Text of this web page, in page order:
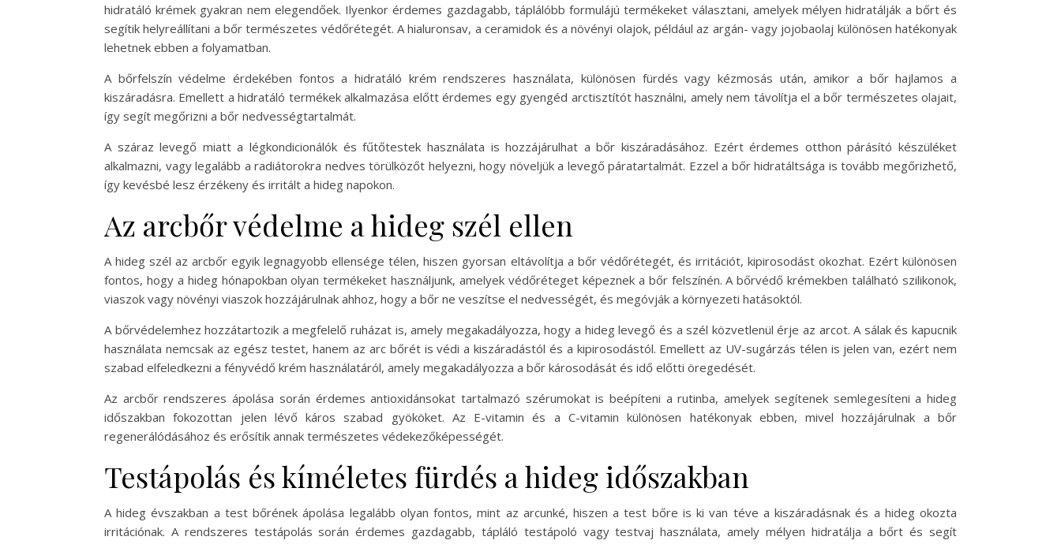
hidratáló krémek gyakran nem elegendőek. Ilyenkor érdemes gazdagabb, táplálóbb formulájú termékeket választani, amelyek mélyen hidratálják a bőrt és
segítik helyreállítani a bőr természetes védőrétegét. A hialuronsav, a ceramidok és a növényi olajok, például az argán- vagy jojobaolaj különösen hatékonyak
lehetnek ebben a folyamatban.
A bőrfelszín védelme érdekében fontos a hidratáló krém rendszeres használata, különösen fürdés vagy kézmosás után, amikor a bőr hajlamos a
kiszáradásra. Emellett a hidratáló termékek alkalmazása előtt érdemes egy gyengéd arctisztítót használni, amely nem távolítja el a bőr természetes olajait,
így segít megőrizni a bőr nedvességtartalmát.
A száraz levegő miatt a légkondicionálók és fűtőtestek használata is hozzájárulhat a bőr kiszáradásához. Ezért érdemes otthon párásító készüléket
alkalmazni, vagy legalább a radiátorokra nedves törülközőt helyezni, hogy növeljük a levegő páratartalmát. Ezzel a bőr hidratáltsága is tovább megőrizhető,
így kevésbé lesz érzékeny és irritált a hideg napokon.
Az arcbőr védelme a hideg szél ellen
A hideg szél az arcbőr egyik legnagyobb ellensége télen, hiszen gyorsan eltávolítja a bőr védőrétegét, és irritációt, kipirosodást okozhat. Ezért különösen
fontos, hogy a hideg hónapokban olyan termékeket használjunk, amelyek védőréteget képeznek a bőr felszínén. A bőrvédő krémekben található szilikonok,
viaszok vagy növényi viaszok hozzájárulnak ahhoz, hogy a bőr ne veszítse el nedvességét, és megóvják a környezeti hatásoktól.
A bőrvédelemhez hozzátartozik a megfelelő ruházat is, amely megakadályozza, hogy a hideg levegő és a szél közvetlenül érje az arcot. A sálak és kapucnik
használata nemcsak az egész testet, hanem az arc bőrét is védi a kiszáradástól és a kipirosodástól. Emellett az UV-sugárzás télen is jelen van, ezért nem
szabad elfeledkezni a fényvédő krém használatáról, amely megakadályozza a bőr károsodását és idő előtti öregedését.
Az arcbőr rendszeres ápolása során érdemes antioxidánsokat tartalmazó szérumokat is beépíteni a rutinba, amelyek segítenek semlegesíteni a hideg
időszakban fokozottan jelen lévő káros szabad gyököket. Az E-vitamin és a C-vitamin különösen hatékonyak ebben, mivel hozzájárulnak a bőr
regenerálódásához és erősítik annak természetes védekezőképességét.
Testápolás és kíméletes fürdés a hideg időszakban
A hideg évszakban a test bőrének ápolása legalább olyan fontos, mint az arcunké, hiszen a test bőre is ki van téve a kiszáradásnak és a hideg okozta
irritációnak. A rendszeres testápolás során érdemes gazdagabb, tápláló testápoló vagy testvaj használata, amely mélyen hidratálja a bőrt és segít